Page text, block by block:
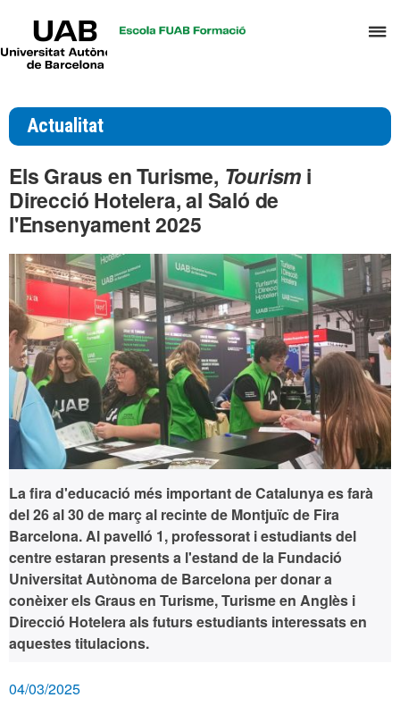
el
Universitat
Actualitat
Els Graus en Turisme, Tourism i
Direcció Hotelera, al Saló de
l'Ensenyament 2025
La fira d'educació més important de Catalunya es farà
del26 al 30 de marçal recinte de Montjuïc de Fira
Barcelona. Al pavelló 1, professorat i estudiants del
centre estaran presents a l'estand de la Fundació
Universitat Autònoma de Barcelona per donar a
conèixer els Graus en Turisme, Turisme en Anglès i
Direcció Hotelera als futurs estudiants interessats en
aquestes titulacions.
04/03/2025